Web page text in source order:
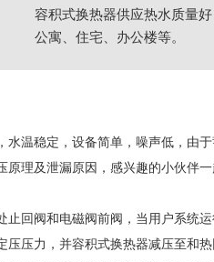
容积式换热器供应热水质量
公寓、住宅、办公楼等。
水温稳定，设备简单，噪声低，由
原理及泄漏原因，感兴趣的小伙伴一
止回阀和电磁阀前阀，当用户系统
压压力，并容积式换热器减压至和